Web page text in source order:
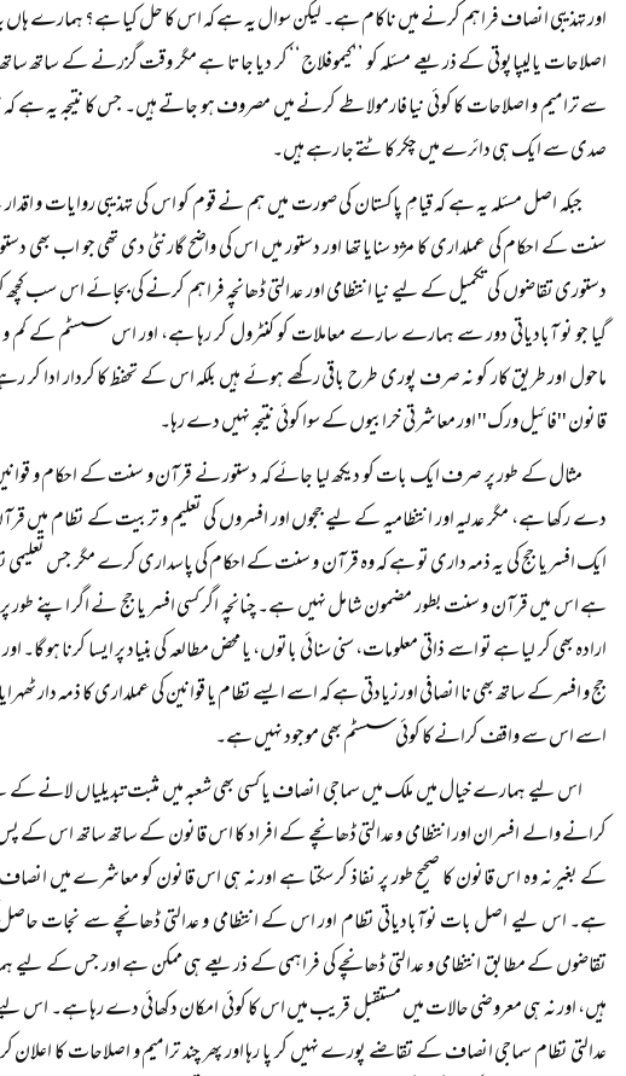
اور تہذیبی انصاف فراہم کرنے میں ناکام ہے۔ لیکن سوال یہ ہے کہ اس کا حل کیا ہے؟ ہمارے ہاں یہ
اصلاحات یا لیپاپوتی کے ذریعے مسئلہ کو ’’کیموفلاج‘‘ کر دیا جاتا ہے مگر وقت گزرنے کے ساتھ
سے ترامیم و اصلاحات کا کوئی نیا فارمولا طے کرنے میں مصروف ہو جاتے ہیں۔ جس کا نتیجہ یہ ہے
صدی سے ایک ہی دائرے میں چکر کاٹتے جا رہے ہیں۔
جبکہ اصل مسئلہ یہ ہے کہ قیامِ پاکستان کی صورت میں ہم نے قوم کو اس کی تہذیبی روایات و
سنت کے احکام کی عملداری کا مژد سنایا تھا اور دستور میں اس کی واضح گارنٹی دی تھی جو اب بھی
دستوری تقاضوں کی تکمیل کے لیے نیا انتظامی اور عدالتی ڈھانچہ فراہم کرنے کی بجائے اس سب
گیا جو نو آبادیاتی دور سے ہمارے سارے معاملات کو کنٹرول کر رہا ہے، اور اس سسٹم کے کم و
ماحول اور طریق کار کو نہ صرف پوری طرح باقی رکھے ہوئے ہیں بلکہ اس کے تحفظ کا کردار ادا کر
قانون ''فائیل ورک'' اور معاشرتی خرابیوں کے سوا کوئی نتیجہ نہیں دے رہا۔
مثال کے طور پر صرف ایک بات کو دیکھ لیا جائے کہ دستور نے قرآن و سنت کے احکام و قوانین
دے رکھا ہے، مگر عدلیہ اور انتظامیہ کے لیے ججوں اور افسروں کی تعلیم و تربیت کے نظام میں
ایک افسر یا جج کی یہ ذمہ داری تو ہے کہ وہ قرآن و سنت کے احکام کی پاسداری کرے مگر جس
ہے اس میں قرآن و سنت بطور مضمون شامل نہیں ہے۔ چنانچہ اگر کسی افسر یا جج نے اگر اپنے طور
ارادہ بھی کر لیا ہے تو اسے ذاتی معلومات، سنی سنائی باتوں، یا محض مطالعہ کی بنیاد پر ایسا کرنا ہو
جج و افسر کے ساتھ بھی نا انصافی اور زیادتی ہے کہ اسے ایسے نظام یا قوانین کی عملداری کا ذمہ دار
اسے اس سے واقف کرانے کا کوئی سسٹم بھی موجود نہیں ہے۔
اس لیے ہمارے خیال میں ملک میں سماجی انصاف یا کسی بھی شعبہ میں مثبت تبدیلیاں لانے کے
کرانے والے افسران اور انتظامی و عدالتی ڈھانچے کے افراد کا اس قانون کے ساتھ ساتھ اس کے
کے بغیر نہ وہ اس قانون کا صحیح طور پر نفاذ کر سکتا ہے اور نہ ہی اس قانون کو معاشرے میں
ہے۔ اس لیے اصل بات نوآبادیاتی نظام اور اس کے انتظامی و عدالتی ڈھانچے سے نجات حاصل
تقاضوں کے مطابق انتظامی و عدالتی ڈھانچے کی فراہمی کے ذریعے ہی ممکن ہے اور جس کے لیے
ہیں، اور نہ ہی معروضی حالات میں مستقبل قریب میں اس کا کوئی امکان دکھائی دے رہا ہے۔ اس لیے
عدالتی نظام سماجی انصاف کے تقاضے پورے نہیں کر پا رہا اور پھر چند ترامیم و اصلاحات کا